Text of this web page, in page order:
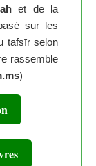
et de la
sur les
tafsīr selon
rassemble
)